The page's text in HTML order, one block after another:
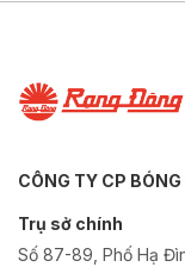
CÔNG TY CP
Trụ sở chính
Số 87-89, Phố Hạ